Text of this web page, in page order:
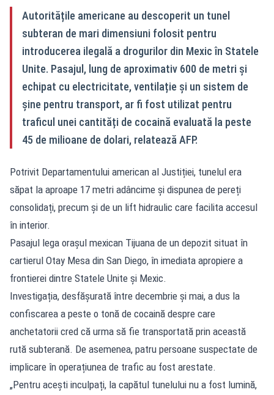
Autoritățile americane au descoperit un tunel
subteran de mari dimensiuni folosit pentru
introducerea ilegală a drogurilor din Mexic în Statele
Unite. Pasajul, lung de aproximativ 600 de metri și
echipat cu electricitate, ventilație și un sistem de
șine pentru transport, ar fi fost utilizat pentru
traficul unei cantități de cocaină evaluată la peste
45 de milioane de dolari, relatează AFP.
Potrivit Departamentului american al Justiției, tunelul era
săpat la aproape 17 metri adâncime și dispunea de pereți
consolidați, precum și de un lift hidraulic care facilita accesul
în interior.
Pasajul lega orașul mexican Tijuana de un depozit situat în
cartierul Otay Mesa din San Diego, în imediata apropiere a
frontierei dintre Statele Unite și Mexic.
Investigația, desfășurată între decembrie și mai, a dus la
confiscarea a peste o tonă de cocaină despre care
anchetatorii cred că urma să fie transportată prin această
rută subterană. De asemenea, patru persoane suspectate de
implicare în operațiunea de trafic au fost arestate.
„Pentru acești inculpați, la capătul tunelului nu a fost lumină,